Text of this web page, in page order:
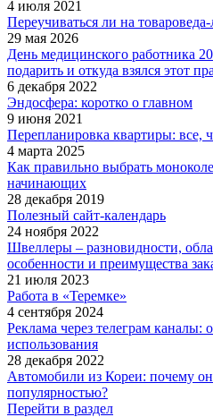
4 июля 2021
Переучиваться ли на товароведа-
29 мая 2026
День медицинского работника
подарить и откуда взялся этот
6 декабря 2022
Эндосфера: коротко о главном
9 июня 2021
Перепланировка квартиры: все,
4 марта 2025
Как правильно выбрать
начинающих
28 декабря 2019
Полезный сайт-календарь
24 ноября 2022
Швеллеры – разновидности,
особенности и преимущества
21 июля 2023
Работа в «Теремке»
4 сентября 2024
Реклама через телеграм каналы:
использования
28 декабря 2022
Автомобили из Кореи: почему
популярностью?
Перейти в раздел